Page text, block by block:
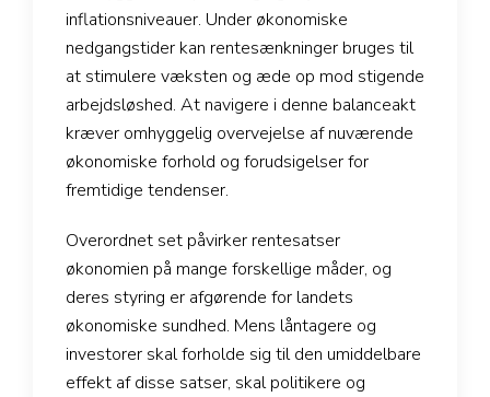
inflationsniveauer. Under økonomiske
nedgangstider kan rentesænkninger bruges til
at stimulere væksten og æde op mod stigende
arbejdsløshed. At navigere i denne balanceakt
kræver omhyggelig overvejelse af nuværende
økonomiske forhold og forudsigelser for
fremtidige tendenser.
Overordnet set påvirker rentesatser
økonomien på mange forskellige måder, og
deres styring er afgørende for landets
økonomiske sundhed. Mens låntagere og
investorer skal forholde sig til den umiddelbare
effekt af disse satser, skal politikere og